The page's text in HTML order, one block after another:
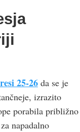
25-26da se je
izrazito
porabila približno
napadalno